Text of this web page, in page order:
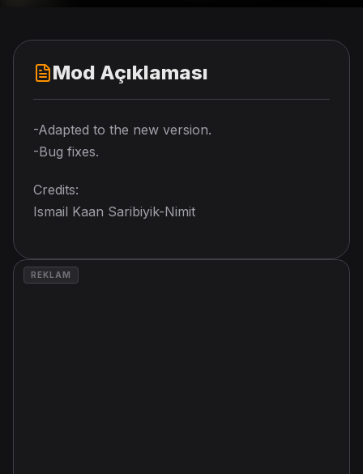
Mod Açıklaması
-Adapted to the new version.
-Bug fixes.
Credits:
Ismail Kaan Saribiyik-Nimit
REKLAM